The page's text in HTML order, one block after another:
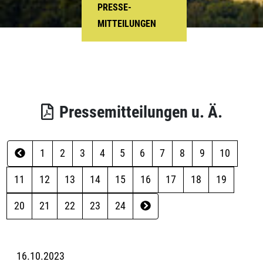
PRESSE-
MITTEILUNGEN
Pressemitteilungen u. Ä.
1 2 3 4 5 6 7 8 9 10
11 12 13 14 15 16 17 18 19
20 21 22 23 24
16.10.2023